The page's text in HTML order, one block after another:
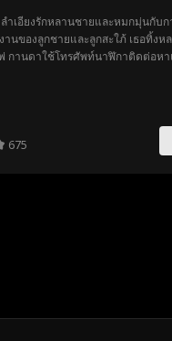
ำเอียงรักหลานชายและหมกมุ่นกับก
นของลูกชายและลูกสะใภ้ เธอทิ้งห
กานดาใช้โทรศัพท์นาฬิกาติดต่อหา
ะปฏิเสธจะคุย ท้ายที่สุด เมื่อพิณนาร
สนานเกินไปแล้ว ชลันต์ไม่เชื่อเรื่อง
งานศพ จึงจำใจเผชิญหน้ากับโศกน
675